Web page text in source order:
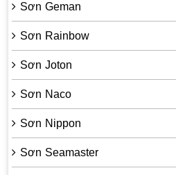
Sơn Geman
Sơn Rainbow
Sơn Joton
Sơn Naco
Sơn Nippon
Sơn Seamaster